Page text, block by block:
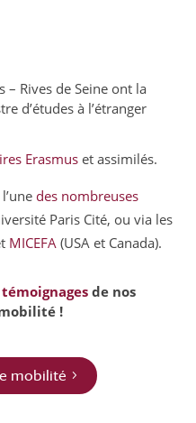
– Rives de Seine ont la
d’études à l’étranger
Erasmus et assimilés.
des nombreuses
Paris Cité, ou via les
MICEFA (USA et Canada).
témoignages de nos
!
mobilité